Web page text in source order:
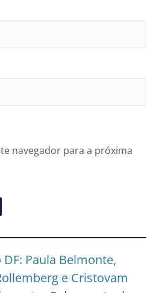
navegador para a próxima
Paula Belmonte,
e Cristovam